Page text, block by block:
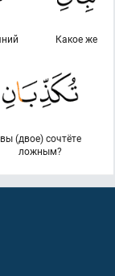
Какое же
вы (двое) сочтёте
ложным?